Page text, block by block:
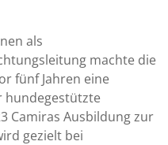
als
machte die
fünf Jahren eine
hundegestützte
Camiras Ausbildung zur
gezielt bei